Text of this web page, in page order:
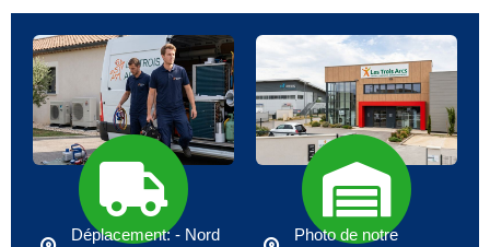
Déplacement: - Nord
Photo de notre